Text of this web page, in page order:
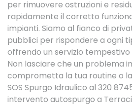
per rimuovere ostruzioni e
rapidamente il corretto
impianti. Siamo al fianco di
pubblici per rispondere a ogni
offrendo un servizio tempestivo
Non lasciare che un problema
comprometta la tua routine o
SOS Spurgo Idraulico al 320
intervento autospurgo a